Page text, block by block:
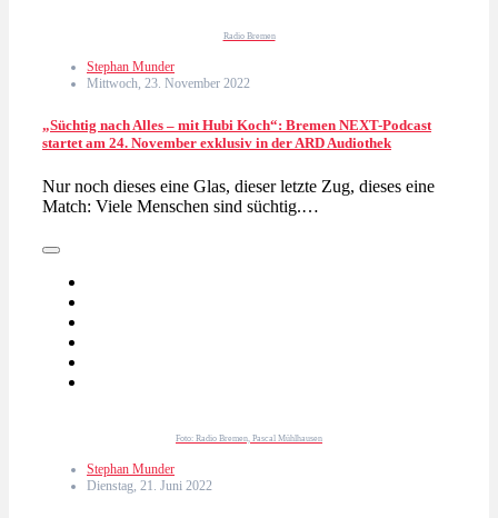
Radio Bremen
Stephan Munder
Mittwoch, 23. November 2022
„Süchtig nach Alles – mit Hubi Koch“: Bremen NEXT-Podcast
startet am 24. November exklusiv in der ARD Audiothek
Nur noch dieses eine Glas, dieser letzte Zug, dieses eine
Match: Viele Menschen sind süchtig.…
Foto: Radio Bremen, Pascal Mühlhausen
Stephan Munder
Dienstag, 21. Juni 2022